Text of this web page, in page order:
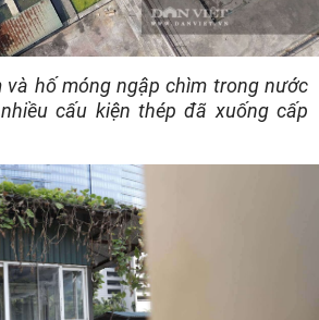
và hố móng ngập chìm trong nước
cấu kiện thép đã xuống cấp